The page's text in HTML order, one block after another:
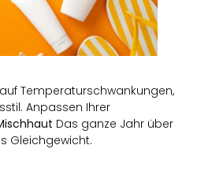
Temperaturschwankungen,
Anpassen Ihrer
Das ganze Jahr über
Gleichgewicht.